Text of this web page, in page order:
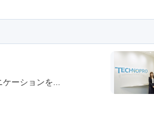
ーションを...